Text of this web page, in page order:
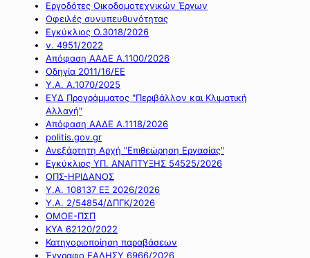
Εργοδότες Οικοδομοτεχνικών Έργων
Οφειλές συνυπευθυνότητας
Εγκύκλιος Ο.3018/2026
ν. 4951/2022
Απόφαση ΑΑΔΕ Α.1100/2026
Οδηγία 2011/16/ΕΕ
Υ.Α. Α.1070/2025
ΕΥΔ Προγράμματος "Περιβάλλον και Κλιματική
Αλλαγή"
Απόφαση ΑΑΔΕ Α.1118/2026
politis.gov.gr
Ανεξάρτητη Αρχή "Επιθεώρηση Εργασίας"
Εγκύκλιος ΥΠ. ΑΝΑΠΤΥΞΗΣ 54525/2026
ΟΠΣ-ΗΡΙΔΑΝΟΣ
Υ.Α. 108137 ΕΞ 2026/2026
Υ.Α. 2/54854/ΔΠΓΚ/2026
ΟΜΟΕ-ΠΣΠ
ΚΥΑ 62120/2022
Κατηγοριοποίηση παραβάσεων
Έγγραφο ΕΑΔΗΣΥ 6966/2026